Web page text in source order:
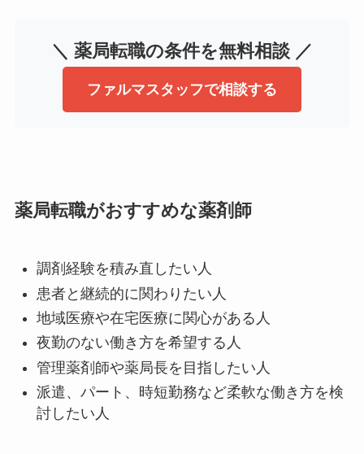
＼ 薬局転職の条件を無料相談 ／
ファルマスタッフで相談する
薬局転職がおすすめな薬剤師
調剤経験を積み直したい人
患者と継続的に関わりたい人
地域医療や在宅医療に関心がある人
夜勤のない働き方を希望する人
管理薬剤師や薬局長を目指したい人
派遣、パート、時短勤務など柔軟な働き方を検
討したい人